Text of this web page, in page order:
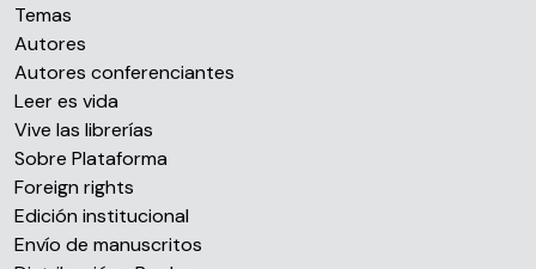
Temas
Autores
Autores conferenciantes
Leer es vida
Vive las librerías
Sobre Plataforma
Foreign rights
Edición institucional
Envío de manuscritos